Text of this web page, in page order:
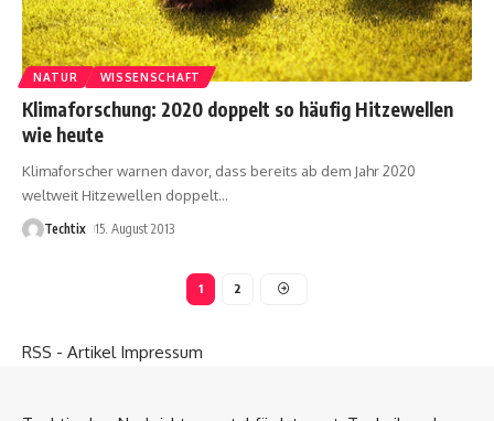
NATUR WISSENSCHAFT
Klimaforschung: 2020 doppelt so häufig Hitzewellen
wie heute
Klimaforscher warnen davor, dass bereits ab dem Jahr 2020
weltweit Hitzewellen doppelt…
Techtix 15. August 2013
1 2
RSS - Artikel Impressum